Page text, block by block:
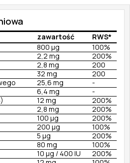
zawartość
RWS*
800 µg
100%
2,2 mg
200%
2,8 mg
200
32 mg
200
25,6 mg
-
6,4 mg
-
12 mg
200%
2,8 mg
200%
100 µg
200%
200 µg
100%
5 µg
200%
80 mg
100%
10 µg / 400 IU
200%